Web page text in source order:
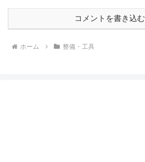
コメントを書き込む
ホーム 整備・工具